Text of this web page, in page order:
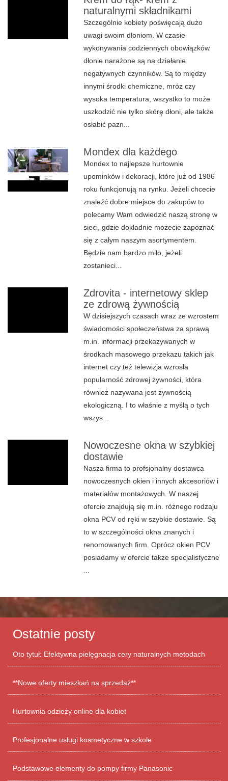
naturalnymi składnikami
Szczególnie kobiety poświęcają dużo
uwagi swoim dłoniom. W czasie
wykonywania codziennych obowiązków
dłonie narażone są na działanie
negatywnych czynników. Są to między
innymi środki chemiczne, mróz czy
wysoka temperatura, wszystko to może
uszkodzić nie tylko skórę dłoni, ale także
osłabić pazn...
Mondex dla każdego
Mondex to najlepsze hurtownie
upominków i dekoracji, które już od 1986
roku funkcjonują na rynku. Jeżeli chcecie
znaleźć dobre miejsce do zakupów to
polecamy Wam odwiedzić naszą stronę w
sieci, gdzie dokładnie możecie zapoznać
się z całym naszym asortymentem.
Będzie nam bardzo miło, jeżeli
zostanieci...
Zdrovita - internetowy sklep
ze zdrową żywnością
W dzisiejszych czasach wraz ze wzrostem
świadomości społeczeństwa za sprawą
m.in. informacji przekazywanych w
środkach masowego przekazu takich jak
internet czy też telewizja wzrosła
popularność zdrowej żywności, która
również nazywana jest żywnością
ekologiczną. I to właśnie z myślą o tych
wszys...
Nowoczesne okna w szybkiej
dostawie
Nasza firma to profsjonalny dostawca
nowoczesnych okien i innych akcesoriów i
materiałów montażowych. W naszej
ofercie znajdują się m.in. różnego rodzaju
okna PCV od ręki w szybkie dostawie. Są
to w szczególności okna znanych i
renomowanych firm. Oprócz okien PCV
posiadamy w ofercie także specjalistyczne
Ostatnie posty
Oto tytuł: Efektywna pielęgnacja cery naturalnych metodach
**Nowe oferty mieszkań na sprzedaż**
Hurtownia odzieży online dla kobiet
Profesjonalne usługi kosmetyczne w szkole
Podstawowe elementy do pompy firmy Panasonic